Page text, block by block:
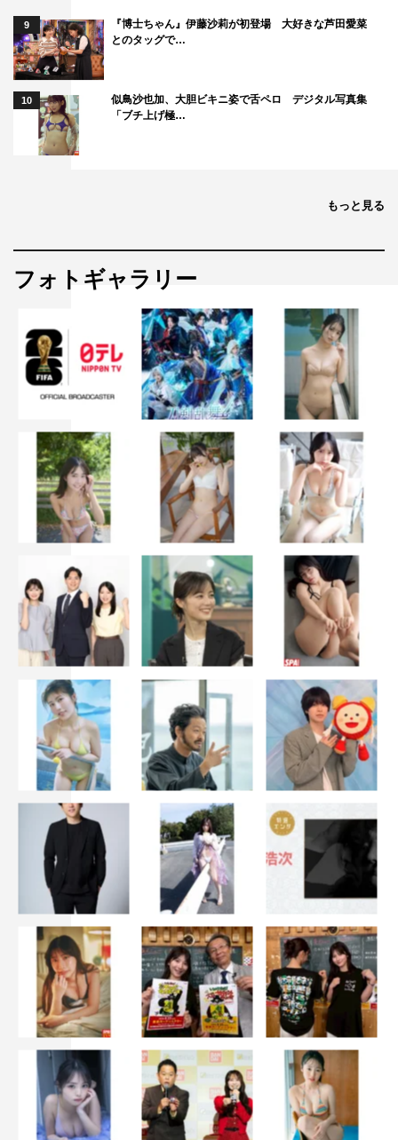
9
『博士ちゃん』伊藤沙莉が初登場 大好きな芦田愛菜
とのタッグで…
10
似鳥沙也加、大胆ビキニ姿で舌ペロ デジタル写真集
「ブチ上げ極…
もっと見る
フォトギャラリー